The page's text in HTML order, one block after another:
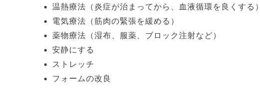
温熱療法（炎症が治まってから、血液循環を良くする）
電気療法（筋肉の緊張を緩める）
薬物療法（湿布、服薬、ブロック注射など）
安静にする
ストレッチ
フォームの改良